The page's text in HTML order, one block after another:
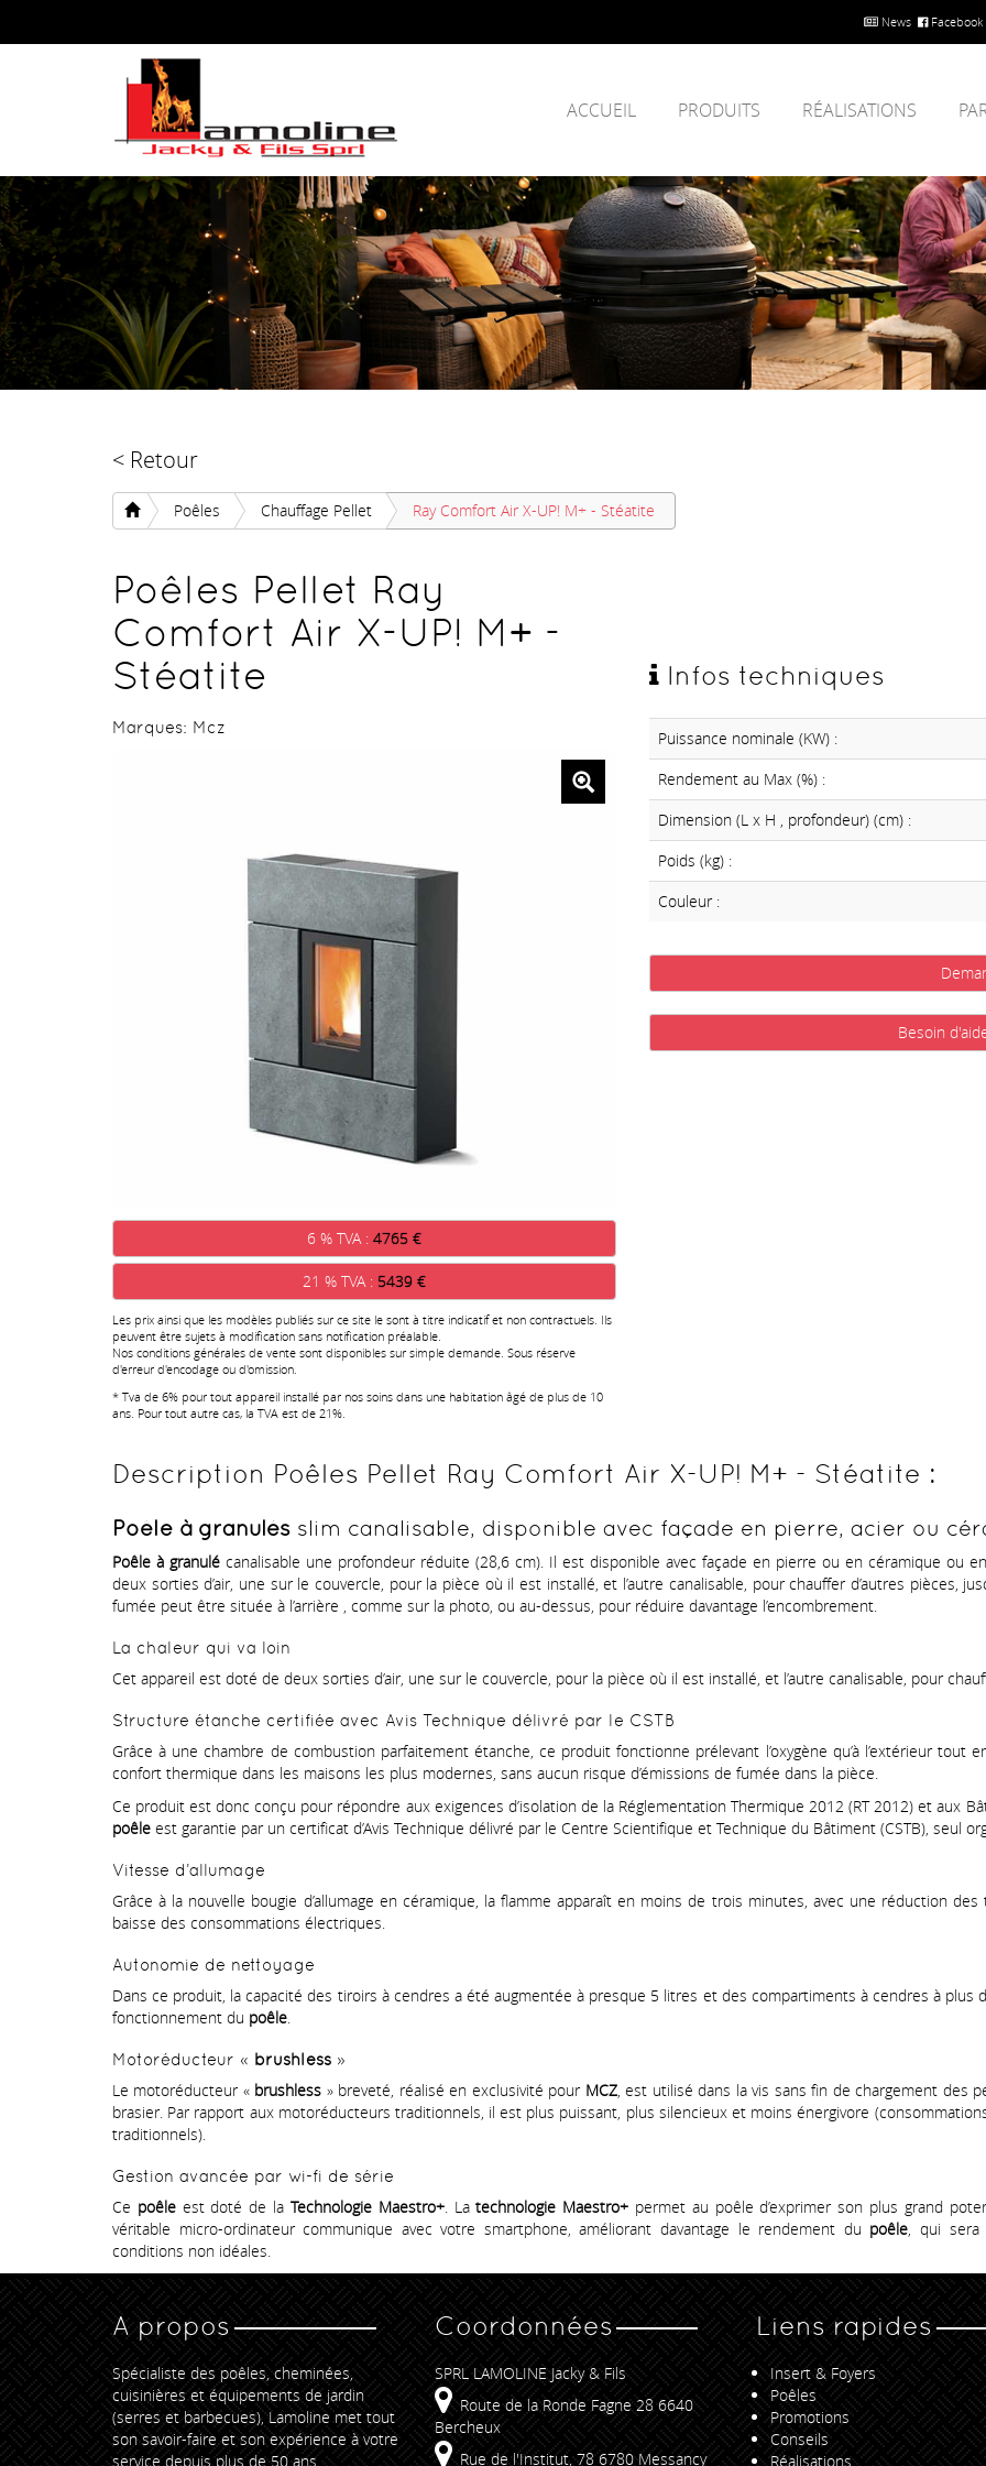
News Facebook
ACCUEIL PRODUITS RÉALISATIONS
< Retour
Poêles Chauffage Pellet Ray Comfort Air X-UP! M+ - Stéatite
Poêles Pellet Ray
Comfort Air X-UP! M+ -
Stéatite
Marques: Mcz
6 % TVA : 4765 €
21 % TVA : 5439 €
Les prix ainsi que les modèles publiés sur ce site le sont à titre indicatif et non contractuels. Ils
peuvent être sujets à modification sans notification préalable.
Nos conditions générales de vente sont disponibles sur simple demande. Sous réserve
d'erreur d'encodage ou d'omission.
* Tva de 6% pour tout appareil installé par nos soins dans une habitation âgé de plus de 10
ans. Pour tout autre cas, la TVA est de 21%.
Infos techniques
Puissance nominale (KW) :
Rendement au Max (%) :
Dimension (L x H , profondeur) (cm) :
Poids (kg) :
Couleur :
Besoin
Description Poêles Pellet Ray Comfort Air X-UP! M+ - Stéatite :
Poêle à granulés slim canalisable, disponible avec façade en pierre, acier ou
Poêle à granulé canalisable une profondeur réduite (28,6 cm). Il est disponible avec façade en pierre ou en céramique ou
deux sorties d’air, une sur le couvercle, pour la pièce où il est installé, et l’autre canalisable, pour chauffer d’autres pièces,
fumée peut être située à l’arrière , comme sur la photo, ou au-dessus, pour réduire davantage l’encombrement.
La chaleur qui va loin
Cet appareil est doté de deux sorties d’air, une sur le couvercle, pour la pièce où il est installé, et l’autre canalisable, pour
Structure étanche certifiée avec Avis Technique délivré par le CSTB
Grâce à une chambre de combustion parfaitement étanche, ce produit fonctionne prélevant l’oxygène qu’à l’extérieur
confort thermique dans les maisons les plus modernes, sans aucun risque d’émissions de fumée dans la pièce.
Ce produit est donc conçu pour répondre aux exigences d’isolation de la Réglementation Thermique 2012 (RT 2012) et aux
poêle est garantie par un certificat d’Avis Technique délivré par le Centre Scientifique et Technique du Bâtiment (CSTB), seul
Vitesse d’allumage
Grâce à la nouvelle bougie d’allumage en céramique, la flamme apparaît en moins de trois minutes, avec une réduction
baisse des consommations électriques.
Autonomie de nettoyage
Dans ce produit, la capacité des tiroirs à cendres a été augmentée à presque 5 litres et des compartiments à cendres à
fonctionnement du poêle.
Motoréducteur « brushless »
Le motoréducteur « brushless » breveté, réalisé en exclusivité pour MCZ, est utilisé dans la vis sans fin de chargement des
brasier. Par rapport aux motoréducteurs traditionnels, il est plus puissant, plus silencieux et moins énergivore
traditionnels).
Gestion avancée par wi-fi de série
Ce poêle est doté de la Technologie Maestro+. Latechnologie Maestro+ permet au poêle d’exprimer son plus grand
véritable micro-ordinateur communique avec votre smartphone, améliorant davantage le rendement du poêle, qui sera
conditions non idéales.
A propos
Spécialiste des poêles, cheminées,
cuisinières et équipements de jardin
(serres et barbecues), Lamoline met tout
son savoir-faire et son expérience à votre
service depuis plus de 50 ans.
Coordonnées
SPRL LAMOLINE Jacky & Fils
Route de la Ronde Fagne 28 6640
Bercheux
Rue de l'Institut, 78 6780 Messancy
Liens rapides
Insert & Foyers
Poêles
Promotions
Conseils
Réalisations